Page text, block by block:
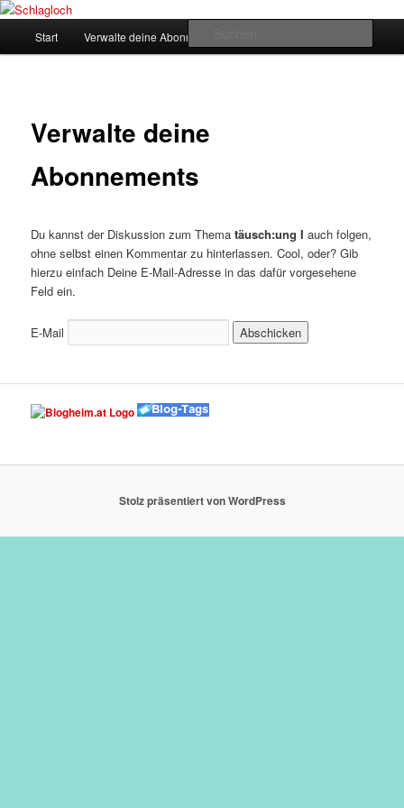
Zum supersberger taggedanken
Start Verwalte deine Abonnements
Verwalte deine
Abonnements
Du kannst der Diskussion zum Thematäusch:ung I auch folgen,
ohne selbst einen Kommentar zu hinterlassen. Cool, oder? Gib
hierzu einfach Deine E-Mail-Adresse in das dafür vorgesehene
Feld ein.
E-Mail
Stolz präsentiert von WordPress